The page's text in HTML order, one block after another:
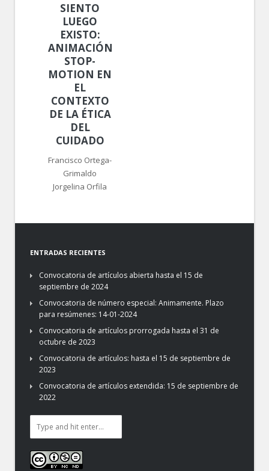
SIENTO
LUEGO
EXISTO:
ANIMACIÓN
STOP-
MOTION EN
EL
CONTEXTO
DE LA ÉTICA
DEL
CUIDADO
Francisco Ortega-
Grimaldo
Jorgelina Orfila
ENTRADAS RECIENTES
Convocatoria de artículos abierta hasta el 15 de
septiembre de 2024
Convocatoria de número especial: Animamente. Plazo
para resúmenes: 14-01-2024
Convocatoria de artículos prorrogada hasta el 31 de
octubre de 2023
Convocatoria de artículos: hasta el 15 de septiembre de
2023
Convocatoria de artículos extendida: 15 de septiembre de
2022